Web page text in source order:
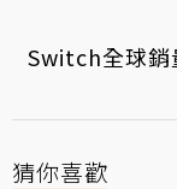
Switch全球銷
猜你喜歡